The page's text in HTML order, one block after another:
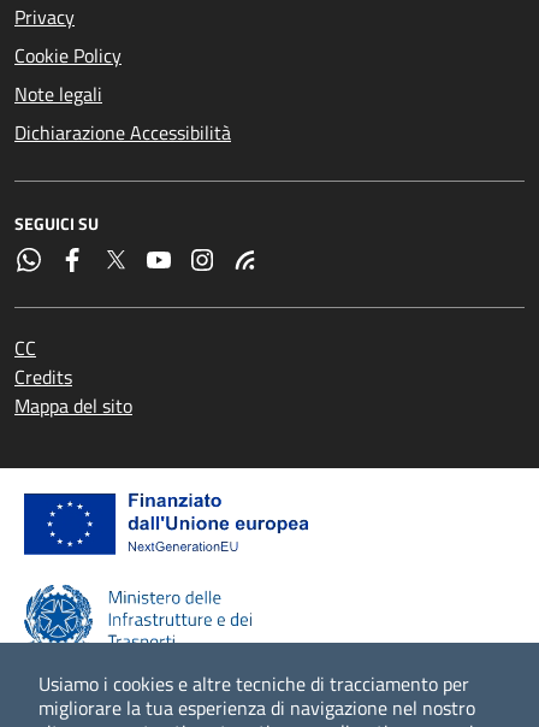
Usiamo i cookies e altre tecniche di tracciamento per
migliorare la tua esperienza di navigazione nel nostro
Privacy
Cookie Policy
Note legali
Dichiarazione Accessibilità
SEGUICI SU
CC
Credits
Mappa del sito